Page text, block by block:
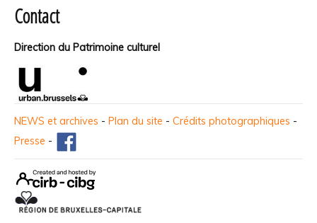
Contact
Direction du Patrimoine culturel
NEWS et archives - Plan du site - Crédits photographiques -
Presse -